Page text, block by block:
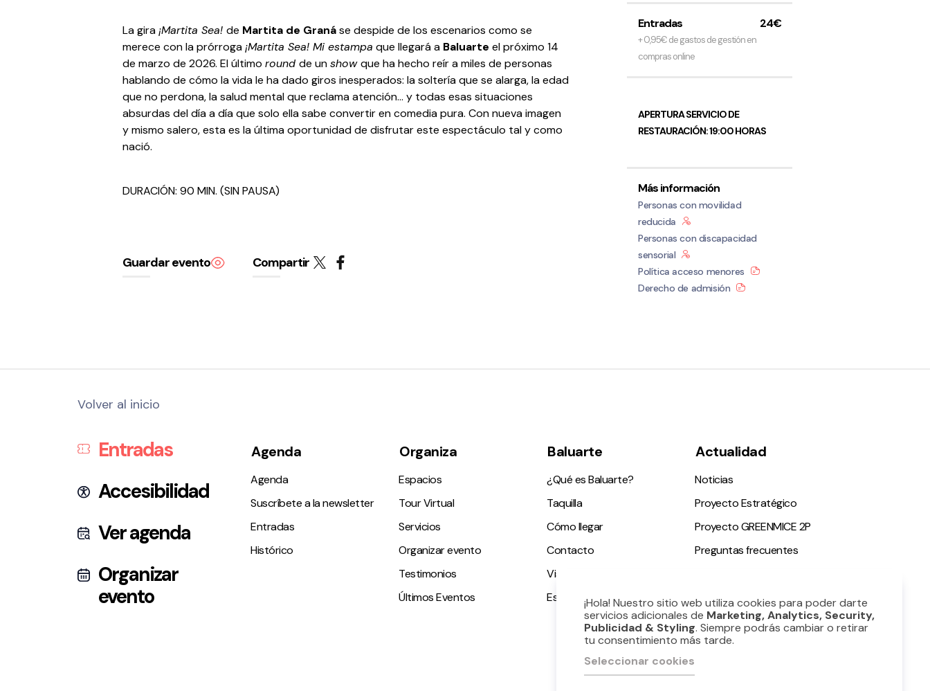
La gira¡Martita Sea!de Martita de Granáse despide de los escenarios como se
merece con la prórroga¡Martita Sea! Mi estampa que llegará a Baluarteel próximo 14
de marzo de 2026. El últimoroundde unshowque ha hecho reír a miles de personas
hablando de cómo la vida le ha dado giros inesperados: la soltería que se alarga, la edad
que no perdona, la salud mental que reclama atención… y todas esas situaciones
absurdas del día a día que solo ella sabe convertir en comedia pura. Con nueva imagen
y mismo salero, esta es la última oportunidad de disfrutar este espectáculo tal y como
nació.
DURACIÓN: 90 MIN. (SIN PAUSA)
Guardar evento Compartir
Entradas 24€
+ 0,95€ de gastos de gestión en
compras online
APERTURA SERVICIO DE
RESTAURACIÓN: 19:00 HORAS
Más información
Personas con movilidad
reducida
Personas con discapacidad
sensorial
Política acceso menores
Derecho de admisión
Volver al inicio
Entradas
Accesibilidad
Ver agenda
Organizar
evento
Agenda
Agenda
Suscríbete a la newsletter
Entradas
Histórico
Organiza
Espacios
Tour Virtual
Servicios
Organizar evento
Testimonios
Últimos Eventos
Baluarte
¿Qué es Baluarte?
Taquilla
Cómo llegar
Contacto
Visitas guiadas
Espacio accesible
Actualidad
Noticias
Proyecto Estratégico
Proyecto GREENMICE 2P
Preguntas frecuentes
¡Hola! Nuestro sitio web utiliza cookies para poder darte
servicios adicionales de Marketing, Analytics, Security,
Publicidad & Styling. Siempre podrás cambiar o retirar
tu consentimiento más tarde.
Seleccionar cookies